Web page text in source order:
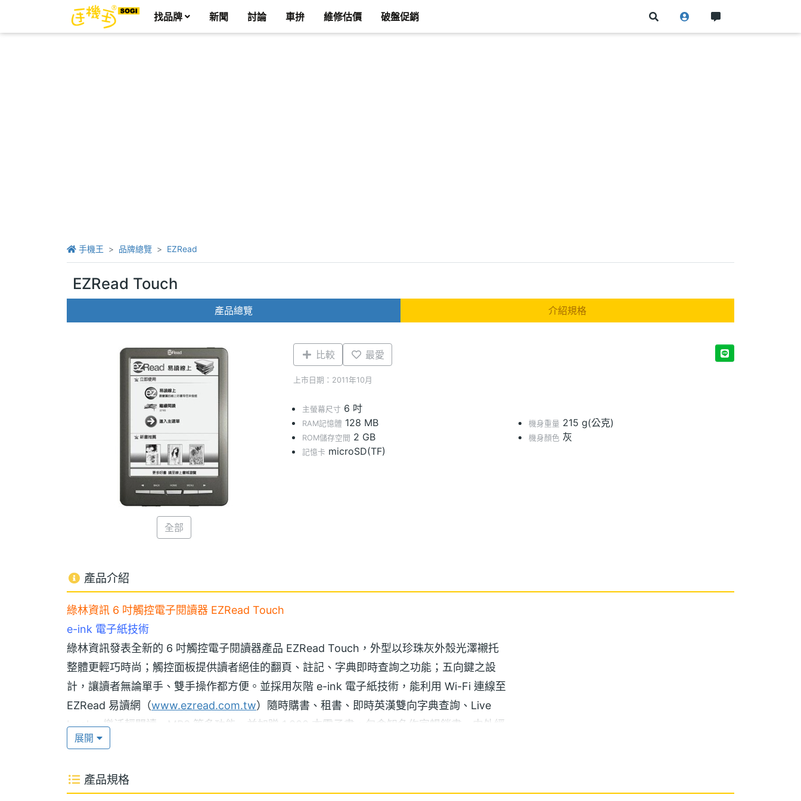
找品牌 新聞 討論 車拚 維修估價 破盤促銷
手機王 品牌總覽 EZRead
EZRead Touch
產品總覽 介紹規格
全部
比較 最愛
上市日期：2011年10月
主螢幕尺寸 6 吋
RAM記憶體 128 MB
ROM儲存空間 2 GB
記憶卡 microSD(TF)
機身重量 215 g(公克)
機身顏色 灰
產品介紹
綠林資訊 6 吋觸控電子閱讀器 EZRead Touch
e-ink 電子紙技術
綠林資訊發表全新的 6 吋觸控電子閱讀器產品 EZRead Touch，外型以珍珠灰外殼光澤襯托
整體更輕巧時尚；觸控面板提供讀者絕佳的翻頁、註記、字典即時查詢之功能；五向鍵之設
計，讓讀者無論單手、雙手操作都方便。並採用灰階 e-ink 電子紙技術，能利用 Wi-Fi 連線至
EZRead 易讀網（www.ezread.com.tw）隨時購書、租書、即時英漢雙向字典查詢、Live
book 樂活輕閱讀、MP3 等多功能，並加贈 1,000 本電子書，包含知名作家暢銷書、中外經
典、生活休閒、語言學習等類別，讓消費者購機後馬上享受閱讀樂趣。
專為閱讀而生
展開
產品規格